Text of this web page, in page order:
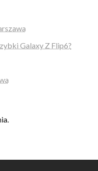
Galaxy Z Flip6?